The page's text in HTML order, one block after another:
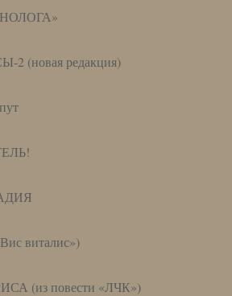
(новая редакция)
виталис»)
(из повести «ЛЧК»)